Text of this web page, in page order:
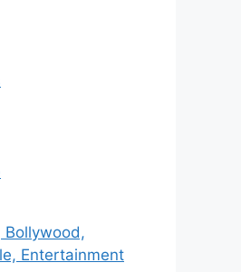
Entertainment